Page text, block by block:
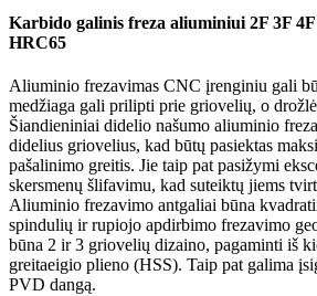
Karbido galinis freza aliuminiui 2F 3F
HRC65
Aliuminio frezavimas CNC įrenginiu gali
medžiaga gali prilipti prie griovelių, o
Šiandieniniai didelio našumo aliuminio
didelius griovelius, kad būtų pasiektas
pašalinimo greitis. Jie taip pat pasižymi
skersmenų šlifavimu, kad suteiktų jiems
Aliuminio frezavimo antgaliai būna
spindulių ir rupiojo apdirbimo frezavimo
būna 2 ir 3 griovelių dizaino, pagaminti iš
greitaeigio plieno (HSS). Taip pat galima
PVD dangą.